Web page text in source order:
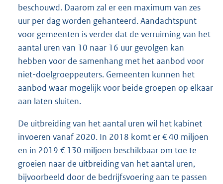
beschouwd. Daarom zal er een maximum van zes
uur per dag worden gehanteerd. Aandachtspunt
voor gemeenten is verder dat de verruiming van het
aantal uren van 10 naar 16 uur gevolgen kan
hebben voor de samenhang met het aanbod voor
niet-doelgroeppeuters. Gemeenten kunnen het
aanbod waar mogelijk voor beide groepen op elkaar
aan laten sluiten.
De uitbreiding van het aantal uren wil het kabinet
invoeren vanaf 2020. In 2018 komt er € 40 miljoen
en in 2019 € 130 miljoen beschikbaar om toe te
groeien naar de uitbreiding van het aantal uren,
bijvoorbeeld door de bedrijfsvoering aan te passen